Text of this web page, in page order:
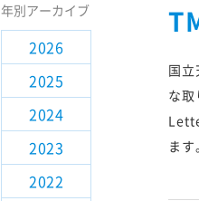
研究支援情報
サイエンス検討
観測装置検討
年別アーカイブ
2026
2025
2024
2023
2022
国
な
ます。